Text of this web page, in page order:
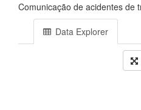
Comunicação de acidentes de
Data Explorer